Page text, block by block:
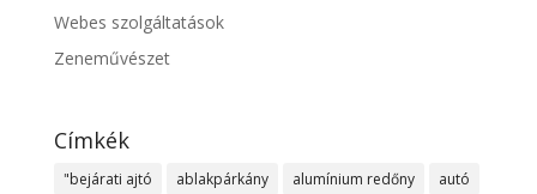
Webes szolgáltatások
Zeneművészet
Címkék
"bejárati ajtó ablakpárkány alumínium redőny
autó